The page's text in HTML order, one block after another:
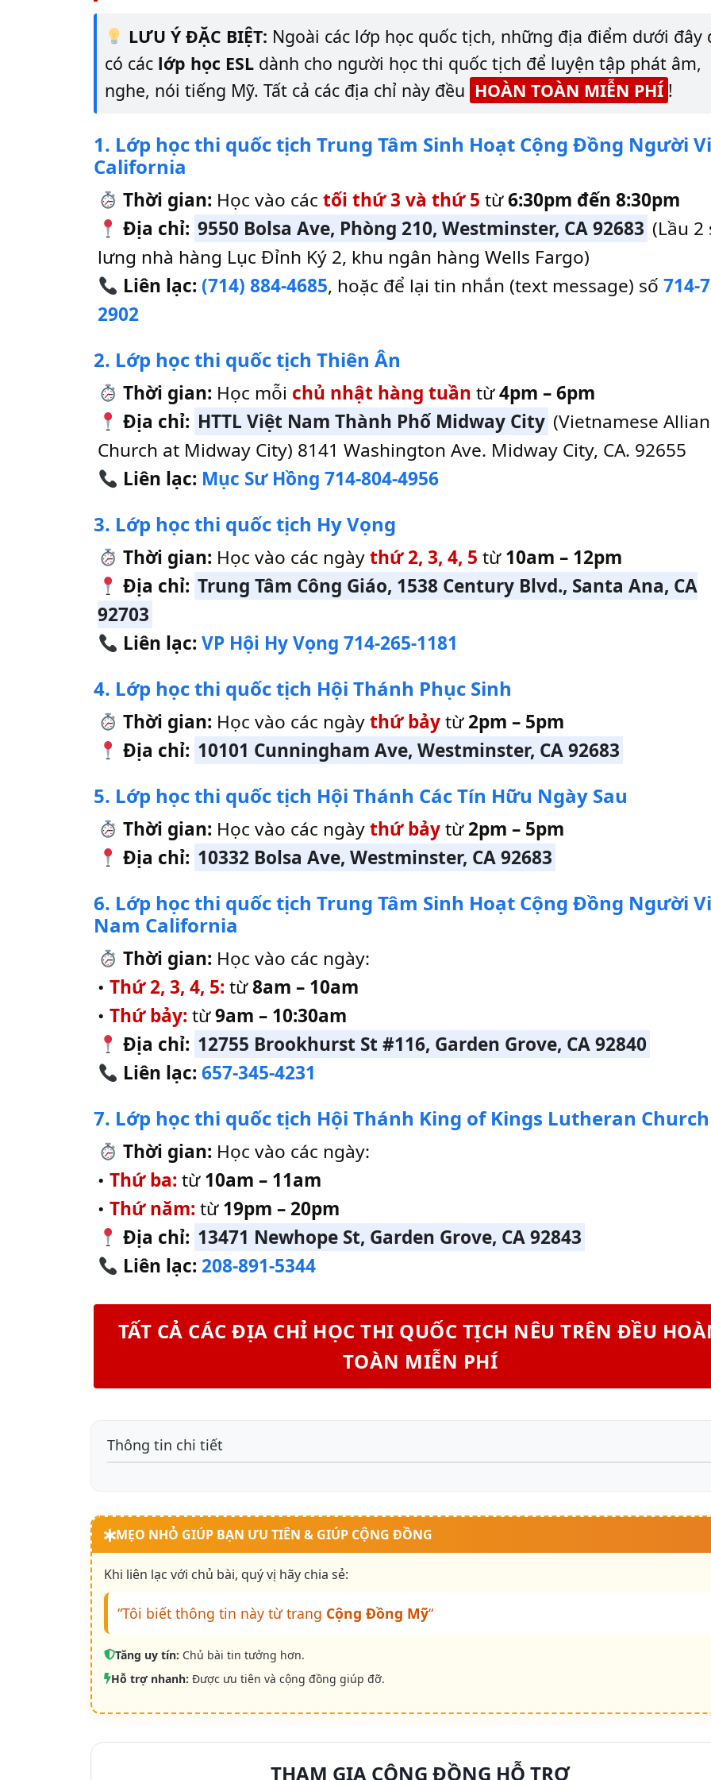
LƯU Ý ĐẶC BIỆT: Ngoài các lớp học quốc tịch, những địa điểm dưới đây
có các lớp học ESL dành cho người học thi quốc tịch để luyện tập phát âm,
nghe, nói tiếng Mỹ. Tất cả các địa chỉ này đều HOÀN TOÀN MIỄN PHÍ !
1. Lớp học thi quốc tịch Trung Tâm Sinh Hoạt Cộng Đồng Người
California
Thời gian: Học vào các tối thứ 3 và thứ 5 từ6:30pm đến 8:30pm
Địa chỉ: 9550 Bolsa Ave, Phòng 210, Westminster, CA 92683 (Lầu 2
lưng nhà hàng Lục Đỉnh Ký 2, khu ngân hàng Wells Fargo)
Liên lạc: (714) 884-4685, hoặc để lại tin nhắn (text message) số 714-
2902
2. Lớp học thi quốc tịch Thiên Ân
Thời gian: Học mỗi chủ nhật hàng tuần từ4pm – 6pm
Địa chỉ: HTTL Việt Nam Thành Phố Midway City (Vietnamese
Church at Midway City) 8141 Washington Ave. Midway City, CA. 92655
Liên lạc: Mục Sư Hồng 714-804-4956
3. Lớp học thi quốc tịch Hy Vọng
Thời gian: Học vào các ngàythứ 2, 3, 4, 5 từ10am – 12pm
Địa chỉ: Trung Tâm Công Giáo, 1538 Century Blvd., Santa Ana, CA
92703
Liên lạc: VP Hội Hy Vọng 714-265-1181
4. Lớp học thi quốc tịch Hội Thánh Phục Sinh
Thời gian: Học vào các ngàythứ bảytừ2pm – 5pm
Địa chỉ: 10101 Cunningham Ave, Westminster, CA 92683
5. Lớp học thi quốc tịch Hội Thánh Các Tín Hữu Ngày Sau
Thời gian: Học vào các ngàythứ bảytừ2pm – 5pm
Địa chỉ: 10332 Bolsa Ave, Westminster, CA 92683
6. Lớp học thi quốc tịch Trung Tâm Sinh Hoạt Cộng Đồng Người
Nam California
Thời gian: Học vào các ngày:
• Thứ 2, 3, 4, 5:từ8am – 10am
• Thứ bảy:từ9am – 10:30am
Địa chỉ: 12755 Brookhurst St #116, Garden Grove, CA 92840
Liên lạc: 657-345-4231
7. Lớp học thi quốc tịch Hội Thánh King of Kings Lutheran Church
Thời gian: Học vào các ngày:
• Thứ ba:từ10am – 11am
• Thứ năm:từ19pm – 20pm
Địa chỉ: 13471 Newhope St, Garden Grove, CA 92843
Liên lạc: 208-891-5344
TẤT CẢ CÁC ĐỊA CHỈ HỌC THI QUỐC TỊCH NÊU TRÊN ĐỀU
TOÀN MIỄN PHÍ
Thông tin chi tiết
MẸO NHỎ GIÚP BẠN ƯU TIÊN & GIÚP CỘNG ĐỒNG
Khi liên lạc với chủ bài, quý vị hãy chia sẻ:
“Tôi biết thông tin này từ trang Cộng Đồng Mỹ“
Tăng uy tín: Chủ bài tin tưởng hơn.
Hỗ trợ nhanh: Được ưu tiên và cộng đồng giúp đỡ.
THAM GIA CỘNG ĐỒNG HỖ TRỢ